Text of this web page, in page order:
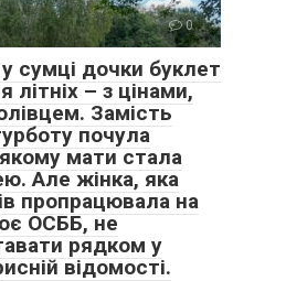
0
сумці дочки буклет
літніх – з цінами,
Замість
почула
мати стала
Але жінка, яка
пропрацювала на
ОСББ, не
рядком у
відомості.